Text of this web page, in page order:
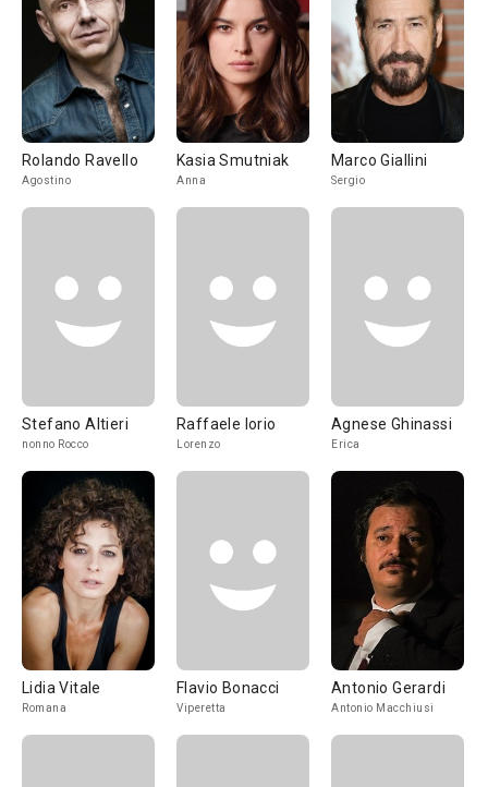
Rolando Ravello
Agostino
Kasia Smutniak
Anna
Marco Giallini
Sergio
Stefano Altieri
nonno Rocco
Raffaele Iorio
Lorenzo
Agnese Ghinassi
Erica
Lidia Vitale
Romana
Flavio Bonacci
Viperetta
Antonio Gerardi
Antonio Macchiusi